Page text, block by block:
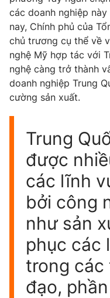
các doanh nghiệp
nay, Chính phủ của
chủ trương cụ thể về
nghệ Mỹ hợp tác với
nghệ càng trở thành
doanh nghiệp Trung
cường sản xuất.
Trung
được
các lĩnh
bởi công
như sản
phục các
trong các
đạo,